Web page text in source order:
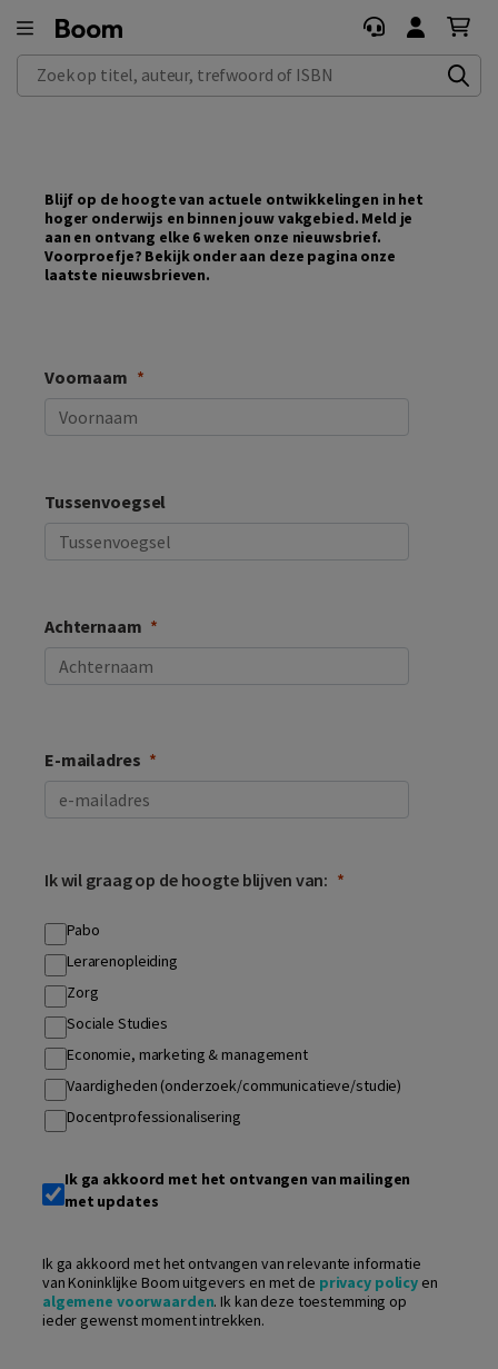
Zoek op titel, auteur, trefwoord of ISBN
Blijf op de hoogte van actuele ontwikkelingen in het
hoger onderwijs en binnen jouw vakgebied. Meld je
aan en ontvang elke 6 weken onze nieuwsbrief.
Voorproefje? Bekijk onder aan deze pagina onze
laatste nieuwsbrieven.
Voornaam
Tussenvoegsel
Achternaam
E-mailadres
Ik wil graag op de hoogte blijven van:
Pabo
Lerarenopleiding
Zorg
Sociale Studies
Economie, marketing & management
Vaardigheden (onderzoek/communicatieve/studie)
Docentprofessionalisering
Ik ga akkoord met het ontvangen van mailingen
met updates
Ik ga akkoord met het ontvangen van relevante informatie
van Koninklijke Boom uitgevers en met de privacy policy en
algemene voorwaarden. Ik kan deze toestemming op
ieder gewenst moment intrekken.